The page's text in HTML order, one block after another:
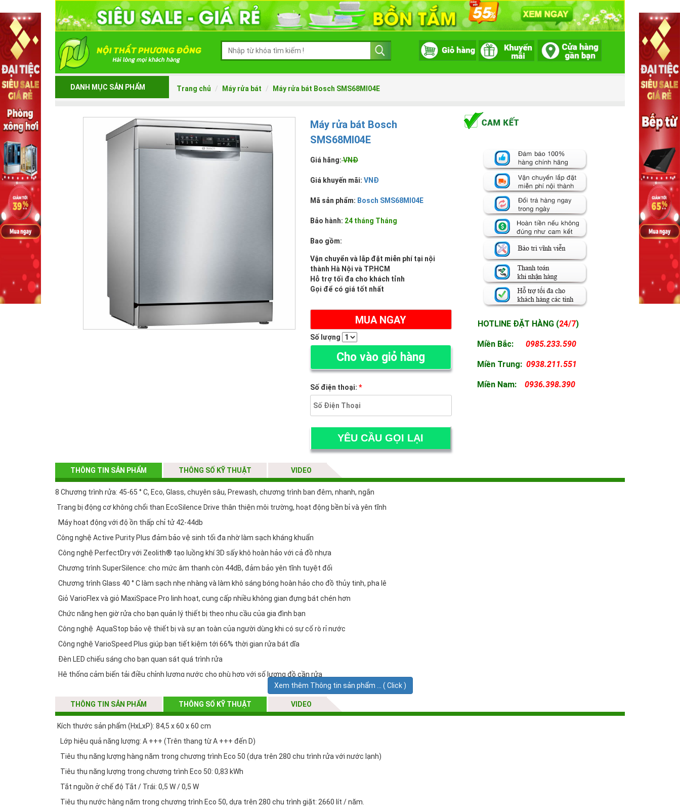
DANH MỤC SẢN PHẨM Trang chủ Máy rửa bát Máy rửa bát Bosch SMS68MI04E
Máy rửa bát Bosch
SMS68MI04E
Giá hãng:VNĐ
Giá khuyến mãi: VNĐ
Mã sản phẩm: Bosch SMS68MI04E
Bảo hành: 24 tháng Tháng
Bao gồm:
Vận chuyển và lắp đặt miễn phí tại nội
thành Hà Nội và TP.HCM
Hỗ trợ tối đa cho khách tỉnh
Gọi để có giá tốt nhất
MUA NGAY
Số lượng
Cho vào giỏ hàng
Số điện thoại: *
HOTLINE ĐẶT HÀNG (24/7)
Miền Bắc: 0985.233.590
MiềnTrung: 0938.211.551
MiềnNam: 0936.398.390
THÔNG TIN SẢN PHẨM THÔNG SỐ KỸ THUẬT VIDEO
8 Chương trình rửa: 45-65 ° C, Eco, Glass, chuyên sâu, Prewash, chương trình ban đêm, nhanh, ngắn
Trang bị động cơ không chổi than EcoSilence Drive thân thiện môi trường, hoạt động bền bỉ và yên tĩnh
Máy hoạt động với độ ồn thấp chỉ tử 42-44db
Công nghệ Active Purity Plus đảm bảo vệ sinh tối đa nhờ làm sạch kháng khuẩn
Công nghệ PerfectDry với Zeolith® tạo luồng khí 3D sấy khô hoàn hảo với cả đồ nhựa
Chương trình SuperSilence: cho mức âm thanh còn 44dB, đảm bảo yên tĩnh tuyệt đối
Chương trình Glass 40 ° C làm sạch nhẹ nhàng và làm khô sáng bóng hoàn hảo cho đồ thủy tinh, pha lê
Giỏ VarioFlex và giỏ MaxiSpace Pro linh hoạt, cung cấp nhiều không gian đựng bát chén hơn
Chức năng hẹn giờ rửa cho bạn quản lý thiết bị theo nhu cầu của gia đình bạn
Công nghệ AquaStop bảo vệ thiết bị và sự an toàn của người dùng khi có sự cố rò rỉ nước
Công nghệ VarioSpeed ​​Plus giúp bạn tiết kiệm tới 66% thời gian rửa bát dĩa
Đèn LED chiếu sáng cho bạn quan sát quá trình rửa
Hệ thống cảm biến tải điều chỉnh lượng nước cho phù hợp với số lượng đồ cần rửa
Công nghệ AquaSensor điều chỉnh quy trình súc rửa cho phù hợp với độ bẩn của bát dĩa
Bộ trao đổi nhiệt có tác dụng làm nóng nước trước, tránh các sốc nhiệt lên bề mặt chén đĩa
Xem thêm Thông tin sản phẩm ... ( Click )
THÔNG TIN SẢN PHẨM THÔNG SỐ KỸ THUẬT VIDEO
Kích thước sản phẩm (HxLxP): 84,5 x 60 x 60 cm
Lớp hiệu quả năng lượng: A +++ (Trên thang từ A +++ đến D)
Tiêu thụ năng lượng hàng năm trong chương trình Eco 50 (dựa trên 280 chu trình rửa với nước lạnh)
Tiêu thụ năng lượng trong chương trình Eco 50: 0,83 kWh
Tắt nguồn ở chế độ Tắt / Trái: 0,5 W / 0,5 W
Tiêu thụ nước hàng năm trong chương trình Eco 50, dựa trên 280 chu trình giặt: 2660 lít / năm.